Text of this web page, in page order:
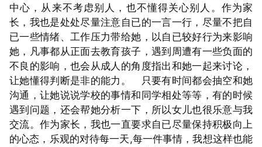
中心，从来不考虑别人，也不懂得关心别人。作为家
长，我也是处处尽量注意自已的一言一行，尽量不把自
已一些情绪、工作压力带给她，以自已较好行为来影响
她，凡事都从正面去教育孩子，遇到周遭有一些负面的
不良的影响，也会从成人的角度指出和她一起来讨论，
让她懂得判断是非的能力。 只要有时间都会抽空和她
沟通，让她说说学校的事情和同学相处等等，有的时候
遇到问题，还会帮她分析一下，所以女儿也很乐意与我
交流。作为家长，我也一直要求自已尽量保持积极向上
的心态，乐观的对待每一天,每一件事情，我想这样也能